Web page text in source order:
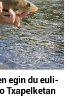
egin du euli-
Txapelketan